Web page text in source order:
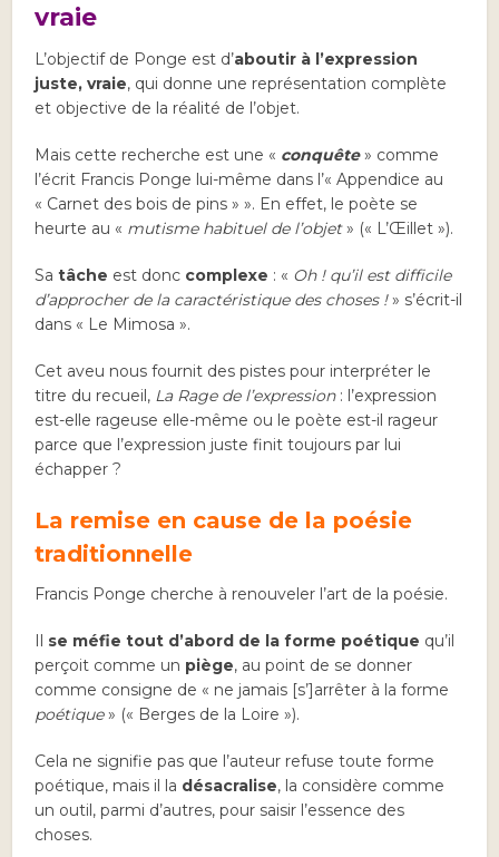
vraie
L’objectif de Ponge est d’aboutir à l’expression
juste, vraie, qui donne une représentation complète
et objective de la réalité de l’objet.
Mais cette recherche est une « conquête» comme
l’écrit Francis Ponge lui-même dans l’« Appendice au
« Carnet des bois de pins » ». En effet, le poète se
heurte au « mutisme habituel de l’objet» (« L’Œillet »).
Satâche est donc complexe : « Oh ! qu’il est difficile
d’approcher de la caractéristique des choses !» s’écrit-il
dans « Le Mimosa ».
Cet aveu nous fournit des pistes pour interpréter le
titre du recueil, La Rage de l’expression: l’expression
est-elle rageuse elle-même ou le poète est-il rageur
parce que l’expression juste finit toujours par lui
échapper ?
La remise en cause de la poésie
traditionnelle
Francis Ponge cherche à renouveler l’art de la poésie.
Il se méfie tout d’abord de la forme poétique qu’il
perçoit comme un piège, au point de se donner
comme consigne de « ne jamais [s’]arrêter à la forme
poétique» (« Berges de la Loire »).
Cela ne signifie pas que l’auteur refuse toute forme
poétique, mais il la désacralise, la considère comme
un outil, parmi d’autres, pour saisir l’essence des
choses.